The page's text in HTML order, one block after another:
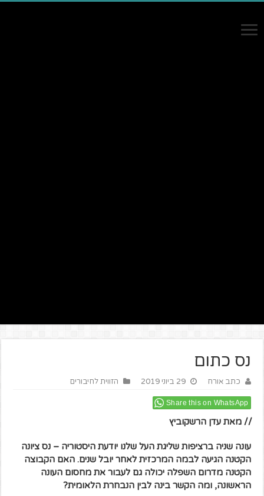
נס כתום
כתב אורח 29 ביוני 2019 הזווית לחיבורים
Share this on WhatsApp
// מאת עדן הרשקוביץ
עונה שניה ברציפות שליגת העל שלנו יודעת היסטוריה – נס ציונה
הקטנה הגיעה לבמה המרכזית לאחר יובל שנים. האם הקבוצה
הקטנה מדרום השפלה יכולה גם לעבור את מחסום העונה
הראשונה, ומה הקשר בינה לבין הנבחרת הלאומית?